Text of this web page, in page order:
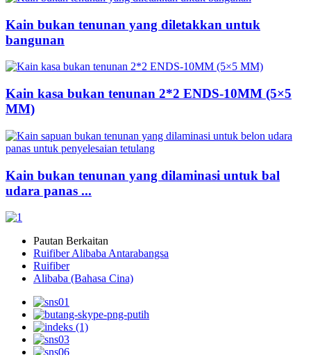
Kain bukan tenunan yang diletakkan untuk
bangunan
Kain kasa bukan tenunan 2*2 ENDS-10MM (5×5
MM)
Kain bukan tenunan yang dilaminasi untuk bal
udara panas ...
Pautan Berkaitan
Ruifiber Alibaba Antarabangsa
Ruifiber
Alibaba (Bahasa Cina)